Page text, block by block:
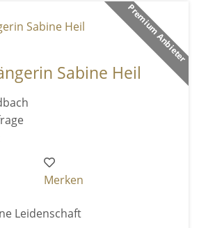
Premium Anbieter
Sabine Heil
Merken
Leidenschaft